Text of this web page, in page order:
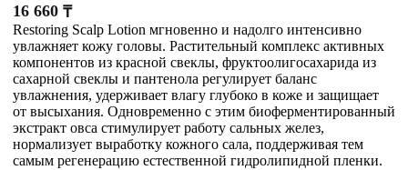
16 660 ₸
Restoring Scalp Lotion мгновенно и надолго интенсивно
увлажняет кожу головы. Растительный комплекс активных
компонентов из красной свеклы, фруктоолигосахарида из
сахарной свеклы и пантенола регулирует баланс
увлажнения, удерживает влагу глубоко в коже и защищает
от высыхания. Одновременно с этим биоферментированный
экстракт овса стимулирует работу сальных желез,
нормализует выработку кожного сала, поддерживая тем
самым регенерацию естественной гидролипидной пленки.